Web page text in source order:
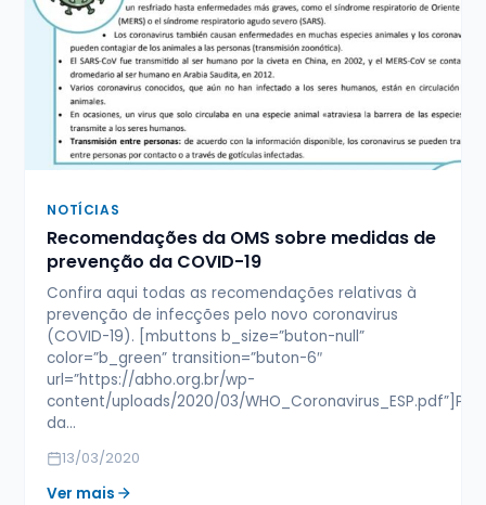
NOTÍCIAS
Recomendações da OMS sobre medidas de
prevenção da COVID-19
Confira aqui todas as recomendações relativas à
prevenção de infecções pelo novo coronavirus
(COVID-19). [mbuttons b_size=”buton-null”
color=”b_green” transition=”buton-6″
url=”https://abho.org.br/wp-
content/uploads/2020/03/
da…
13/03/2020
Ver mais